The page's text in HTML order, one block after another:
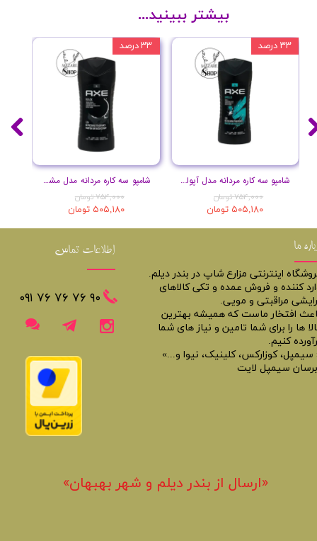
شامپو سه کاره مردانه مدل مشکی حجم 400 میل
۷۵۴,۰۰۰ تومان
۵۰۵,۱۸۰ تومان
۳۳ درصد
شامپو سه کاره مردانه مدل آپولو حجم 400 میل
۷۵۴,۰۰۰ تومان
۵۰۵,۱۸۰ تومان
۳۳ درصد
بیشتر ببینید...
ما
اینترنتی مزارع شاپ در بندر دیلم.
کننده و فروش عمده و تکی کالاهای
مراقبتی و مویی.
افتخار ماست که همیشه بهترین
ها را برای شما تامین و نیاز های شما
کنیم.
سیمپل، کوزارکس، کلینیک، نیوا و...»
سیمپل لایت
اطلاعات تماس
​​٩٠ ٧۶ ٧۶ ٧۶ ٠٩١
«​ارسال از بندر دیلم و شهر بهبهان»